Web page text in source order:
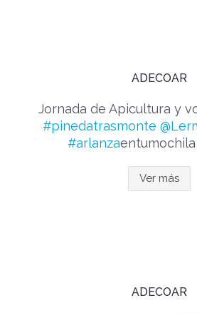
ADECOAR
Jornada de Apicultura y
#pinedatrasmonte
#arlanzaentumochila
Ver más
ADECOAR